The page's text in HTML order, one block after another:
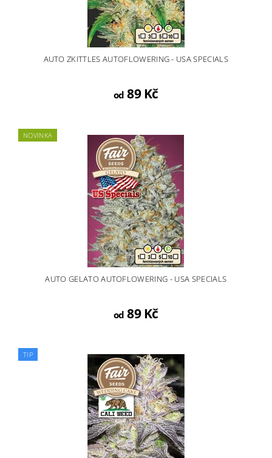
AUTO ZKITTLES AUTOFLOWERING - USA SPECIALS
od 89 Kč
NOVINKA
AUTO GELATO AUTOFLOWERING - USA SPECIALS
od 89 Kč
TIP